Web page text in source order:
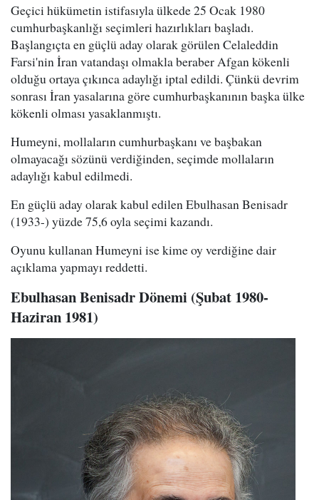
Geçici hükümetin istifasıyla ülkede 25 Ocak 1980
cumhurbaşkanlığı seçimleri hazırlıkları başladı.
Başlangıçta en güçlü aday olarak görülen Celaleddin
Farsi'nin İran vatandaşı olmakla beraber Afgan kökenli
olduğu ortaya çıkınca adaylığı iptal edildi. Çünkü devrim
sonrası İran yasalarına göre cumhurbaşkanının başka ülke
kökenli olması yasaklanmıştı.
Humeyni, mollaların cumhurbaşkanı ve başbakan
olmayacağı sözünü verdiğinden, seçimde mollaların
adaylığı kabul edilmedi.
En güçlü aday olarak kabul edilen Ebulhasan Benisadr
(1933-) yüzde 75,6 oyla seçimi kazandı.
Oyunu kullanan Humeyni ise kime oy verdiğine dair
açıklama yapmayı reddetti.
Ebulhasan Benisadr Dönemi (Şubat 1980-
Haziran 1981)